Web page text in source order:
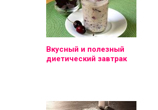
Вкусный и полезный
диетический завтрак